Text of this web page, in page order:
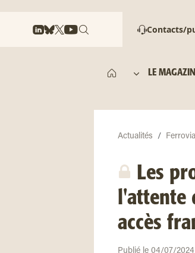
Contacts/
LE
Actualités
Les
l'attente
accès
Publié le 04/07/